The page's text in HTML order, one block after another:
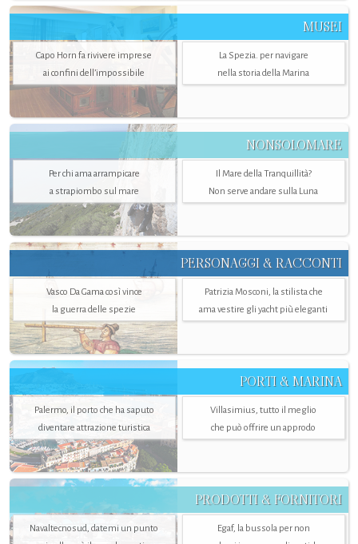
MUSEI
Capo Horn fa rivivere imprese
ai confini dell’impossibile
La Spezia. per navigare
nella storia della Marina
NONSOLOMARE
Per chi ama arrampicare
a strapiombo sul mare
Il Mare della Tranquillità?
Non serve andare sulla Luna
PERSONAGGI & RACCONTI
Vasco Da Gama così vince
la guerra delle spezie
Patrizia Mosconi, la stilista che
ama vestire gli yacht più eleganti
PORTI & MARINA
Palermo, il porto che ha saputo
diventare attrazione turistica
Villasimius, tutto il meglio
che può offrire un approdo
PRODOTTI & FORNITORI
Navaltecnosud, datemi un punto
Egaf, la bussola per non